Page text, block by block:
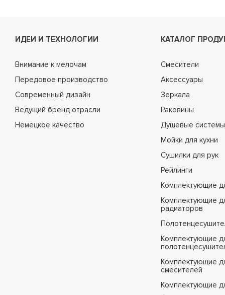
ИДЕИ И ТЕХНОЛОГИИ
Внимание к мелочам
Передовое производство
Современный дизайн
Ведущий бренд отрасли
Немецкое качество
КАТАЛОГ
Смесители
Аксессуары
Зеркала
Раковины
Душевые системы
Мойки для кухни
Сушилки для рук
Рейлинги
Комплектующие
Комплектующие
радиаторов
Комплектующие
Комплектующие
смесителей
Комплектующие